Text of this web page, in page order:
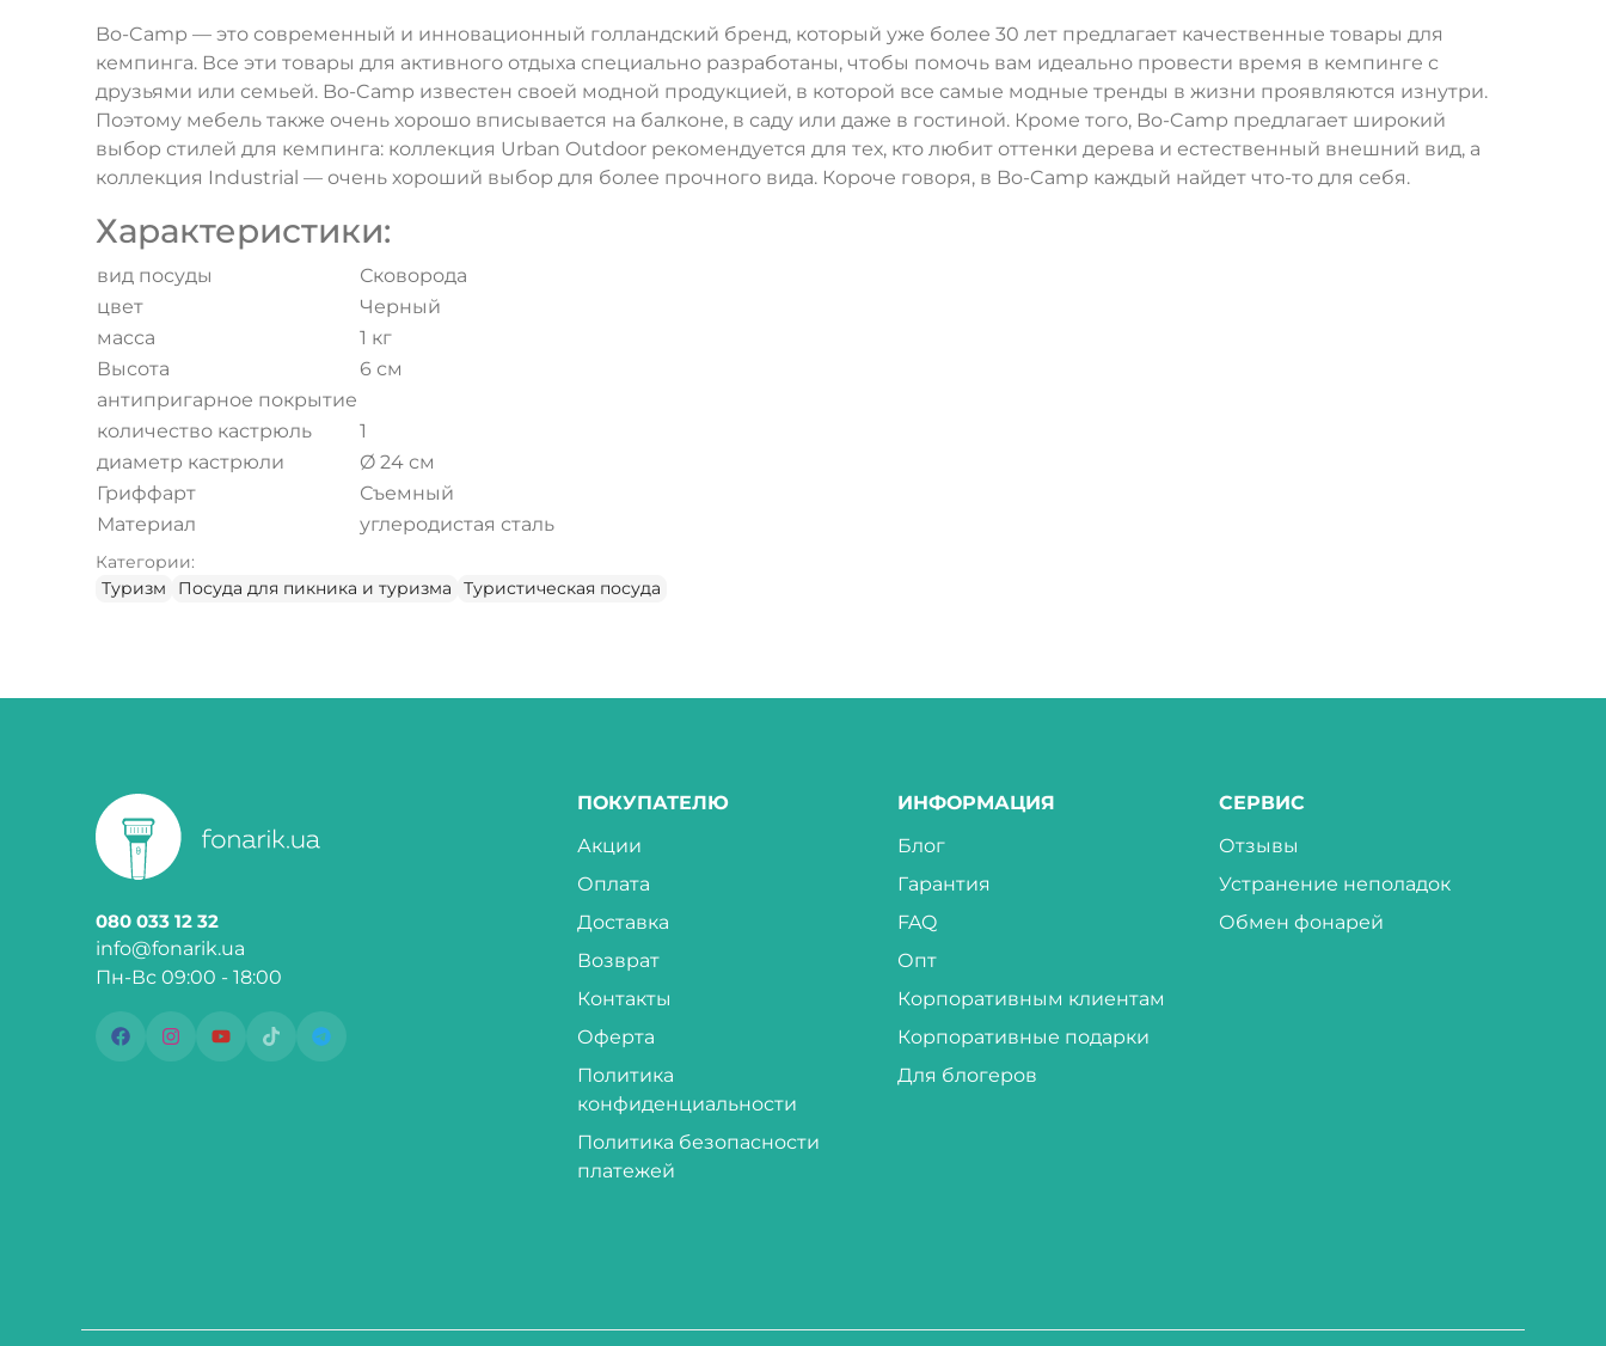
Bo-Camp — это современный и инновационный голландский бренд, который уже более 30 лет предлагает качественные товары для
кемпинга. Все эти товары для активного отдыха специально разработаны, чтобы помочь вам идеально провести время в кемпинге с
друзьями или семьей. Bo-Camp известен своей модной продукцией, в которой все самые модные тренды в жизни проявляются изнутри.
Поэтому мебель также очень хорошо вписывается на балконе, в саду или даже в гостиной. Кроме того, Bo-Camp предлагает широкий
выбор стилей для кемпинга: коллекция Urban Outdoor рекомендуется для тех, кто любит оттенки дерева и естественный внешний вид, а
коллекция Industrial — очень хороший выбор для более прочного вида. Короче говоря, в Bo-Camp каждый найдет что-то для себя.
Характеристики:
вид посуды
Сковорода
цвет
Черный
масса
1 кг
Высота
6 см
антипригарное покрытие
количество кастрюль
1
диаметр кастрюли
Ø 24 см
Гриффарт
Съемный
Материал
углеродистая сталь
Категории:
Туризм
Посуда для пикника и туризма Туристическая посуда
080 033 12 32
info@fonarik.ua
Пн-Вс 09:00 - 18:00
ПОКУПАТЕЛЮ
Акции
Оплата
Доставка
Возврат
Контакты
Оферта
Политика
конфиденциальности
Политика безопасности
платежей
ИНФОРМАЦИЯ
Блог
Гарантия
FAQ
Опт
Корпоративным клиентам
Корпоративные подарки
Для блогеров
СЕРВИС
Отзывы
Устранение неполадок
Обмен фонарей